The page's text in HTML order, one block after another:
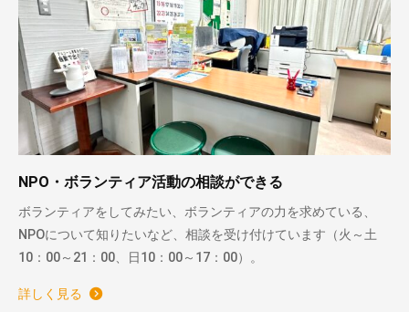
NPO・ボランティア活動の相談ができる
ボランティアをしてみたい、ボランティアの力を求めている、
NPOについて知りたいなど、相談を受け付けています（火～土
10：00～21：00、日10：00～17：00）。
詳しく見る